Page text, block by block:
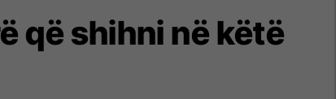
që shihni në këtë